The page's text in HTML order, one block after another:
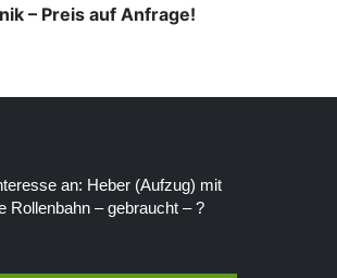
– Preis auf Anfrage!
an: Heber (Aufzug) mit
Rollenbahn – gebraucht – ?